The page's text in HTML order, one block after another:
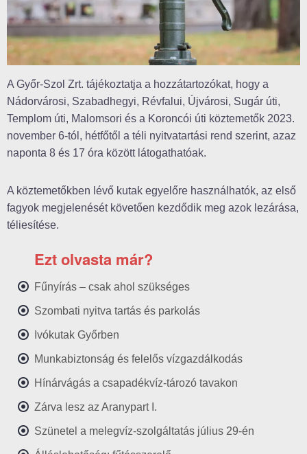
A Győr-Szol Zrt. tájékoztatja a hozzátartozókat, hogy a
Nádorvárosi, Szabadhegyi, Révfalui, Újvárosi, Sugár úti,
Templom úti, Malomsori és a Koroncói úti köztemetők 2023.
november 6-tól, hétfőtől a téli nyitvatartási rend szerint, azaz
naponta 8 és 17 óra között látogathatóak.
A köztemetőkben lévő kutak egyelőre használhatók, az első
fagyok megjelenését követően kezdődik meg azok lezárása,
téliesítése.
Ezt olvasta már?
Fűnyírás – csak ahol szükséges
Szombati nyitva tartás és parkolás
Ivókutak Győrben
Munkabiztonság és felelős vízgazdálkodás
Hínárvágás a csapadékvíz-tározó tavakon
Zárva lesz az Aranypart I.
Szünetel a melegvíz-szolgáltatás július 29-én